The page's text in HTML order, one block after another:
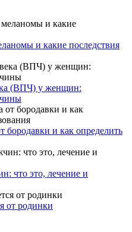
и какие последствия
(ВПЧ) у женщин:
бородавки и как определить
что это, лечение и
от родинки